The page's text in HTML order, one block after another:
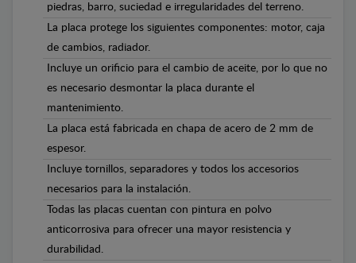
piedras, barro, suciedad e irregularidades del terreno.
La placa protege los siguientes componentes: motor, caja
de cambios, radiador.
Incluye un orificio para el cambio de aceite, por lo que no
es necesario desmontar la placa durante el
mantenimiento.
La placa está fabricada en chapa de acero de 2 mm de
espesor.
Incluye tornillos, separadores y todos los accesorios
necesarios para la instalación.
Todas las placas cuentan con pintura en polvo
anticorrosiva para ofrecer una mayor resistencia y
durabilidad.